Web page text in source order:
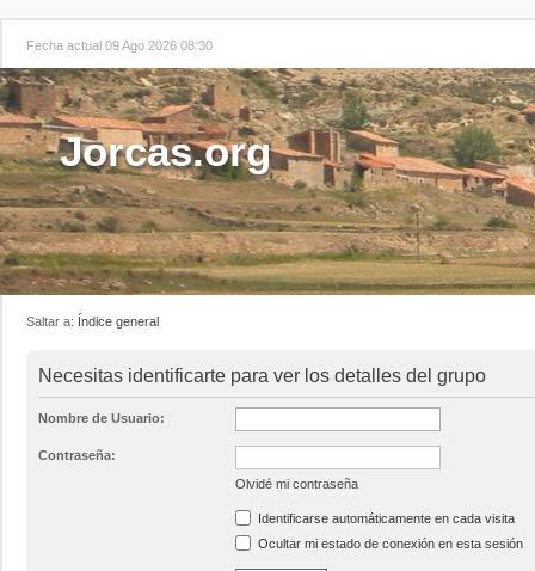
Fecha actual 09 Ago 2026 08:30
Jorcas.org
Saltar a: Índice general
Necesitas identificarte para ver los detalles del grupo
Nombre de Usuario:
Contraseña:
Olvidé mi contraseña
Identificarse automáticamente en cada visita
Ocultar mi estado de conexión en esta sesión